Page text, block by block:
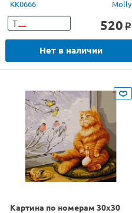
KK0666 Molly
Т 520 o
Нет в наличии
Картина по номерам 30х30